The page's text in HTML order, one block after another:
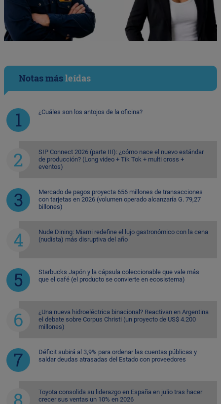
Notas másleídas
¿Cuáles son los antojos de la oficina?
SIP Connect 2026 (parte III): ¿cómo nace el nuevo estándar
de producción? (Long video + Tik Tok + multi cross +
eventos)
Mercado de pagos proyecta 656 millones de transacciones
con tarjetas en 2026 (volumen operado alcanzaría G. 79,27
billones)
Nude Dining: Miami redefine el lujo gastronómico con la cena
(nudista) más disruptiva del año
Starbucks Japón y la cápsula coleccionable que vale más
que el café (el producto se convierte en ecosistema)
¿Una nueva hidroeléctrica binacional? Reactivan en Argentina
el debate sobre Corpus Christi (un proyecto de US$ 4.200
millones)
Déficit subirá al 3,9% para ordenar las cuentas públicas y
saldar deudas atrasadas del Estado con proveedores
Toyota consolida su liderazgo en España en julio tras hacer
crecer sus ventas un 10% en 2026